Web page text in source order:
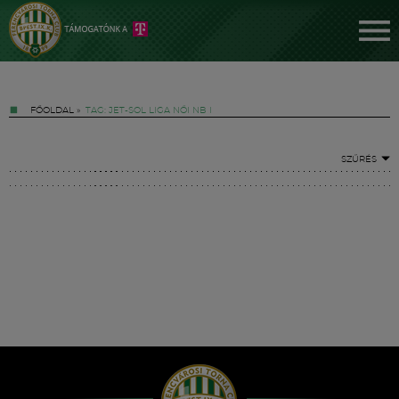
FŐOLDAL » TAG: JET-SOL LIGA NŐI NB I
SZŰRÉS
Hírek